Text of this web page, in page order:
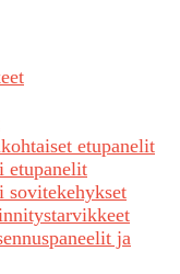
etupanelit
etupanelit
sovitekehykset
ja